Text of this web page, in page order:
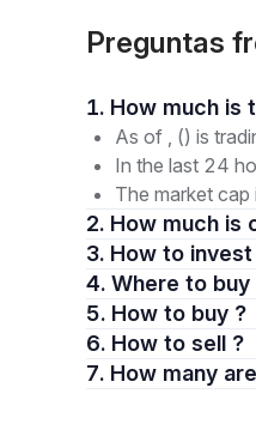
Preguntas
As of , () is
In the last 24
The market cap
2. How much is
3. How to
4. Where to buy
5. How to buy ?
6. How to sell ?
7.